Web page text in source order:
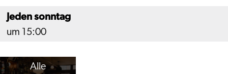
Jeden sonntag
um 15:00
Alle